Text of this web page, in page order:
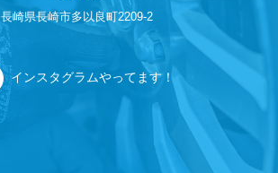
長崎県長崎市多以良町2209-2
インスタグラムやってます！